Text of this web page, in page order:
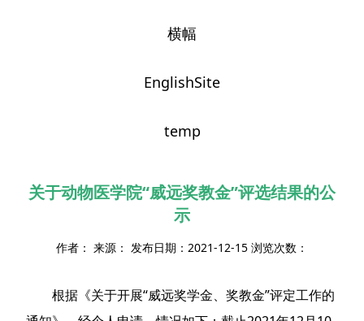
横幅
EnglishSite
temp
关于动物医学院“威远奖教金”评选结果的公
示
作者： 来源： 发布日期：2021-12-15 浏览次数：
根据《关于开展“威远奖学金、奖教金”评定工作的